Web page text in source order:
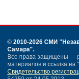
© 2010-2026 СМИ
Самара".
Все права защищены —
материалов и ссылка
Свидетельство